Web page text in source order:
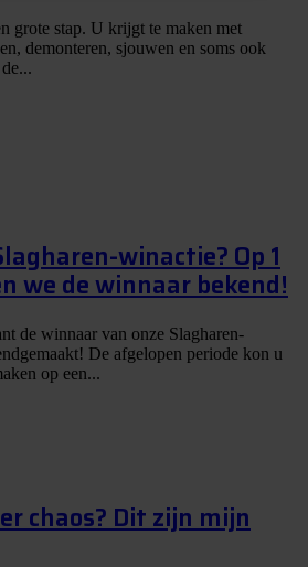
grote stap. U krijgt te maken met
demonteren, sjouwen en soms ook
winactie? Op 1
we de winnaar bekend!
de winnaar van onze Slagharen-
De afgelopen periode kon u
op een...
chaos? Dit zijn mijn